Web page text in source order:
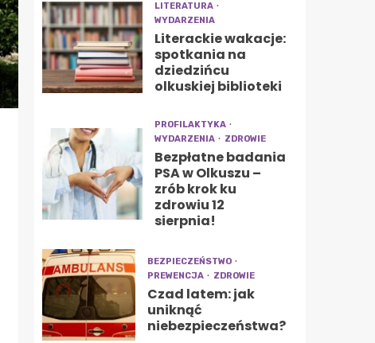
LITERATURA
WYDARZENIA
Literackie wakacje:
spotkania na
dziedzińcu
olkuskiej biblioteki
PROFILAKTYKA
WYDARZENIA
ZDROWIE
Bezpłatne badania
PSA w Olkuszu –
zrób krok ku
zdrowiu 12
sierpnia!
BEZPIECZEŃSTWO
PREWENCJA
ZDROWIE
Czad latem: jak
uniknąć
niebezpieczeństwa?